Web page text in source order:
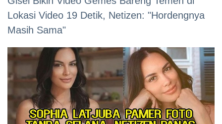
Lokasi Video 19 Detik, Netizen: "Hordengnya
Masih Sama"